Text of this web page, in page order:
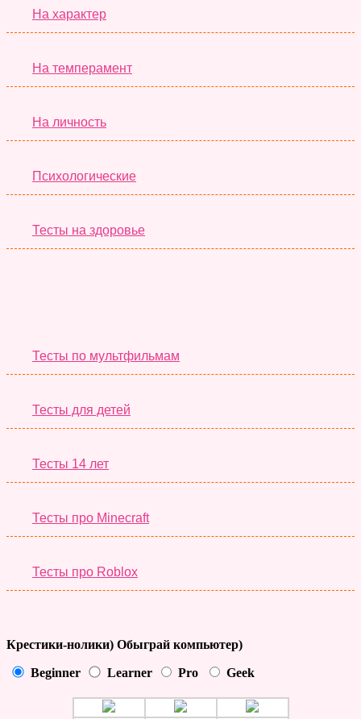
На характер
На темперамент
На личность
Психологические
Тесты на здоровье
Тесты по мультфильмам
Тесты для детей
Тесты 14 лет
Тесты про Minecraft
Тесты про Roblox
Крестики-нолики) Обыграй компьютер)
Beginner Learner Pro Geek